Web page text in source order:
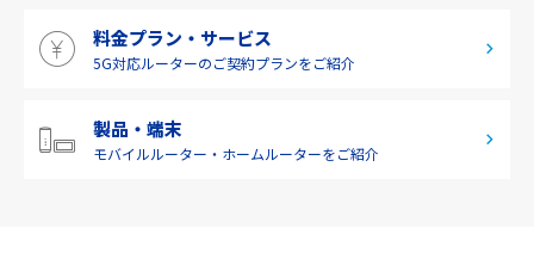
2019年4月(1)
2019年2月(7)
料金プラン・サービス
5G対応ルーターのご契約プランをご紹介
製品・端末
モバイルルーター・ ホームルーターをご紹介